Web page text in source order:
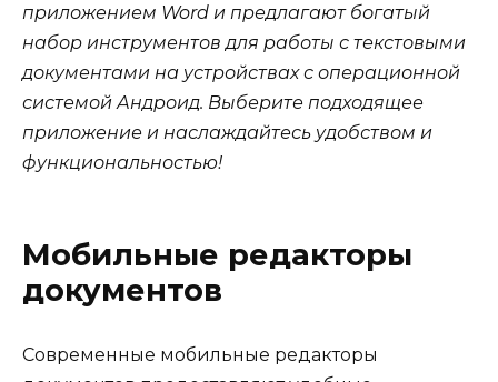
приложением Word и предлагают богатый
набор инструментов для работы с текстовыми
документами на устройствах с операционной
системой Андроид. Выберите подходящее
приложение и наслаждайтесь удобством и
функциональностью!
Мобильные редакторы
документов
Современные мобильные редакторы